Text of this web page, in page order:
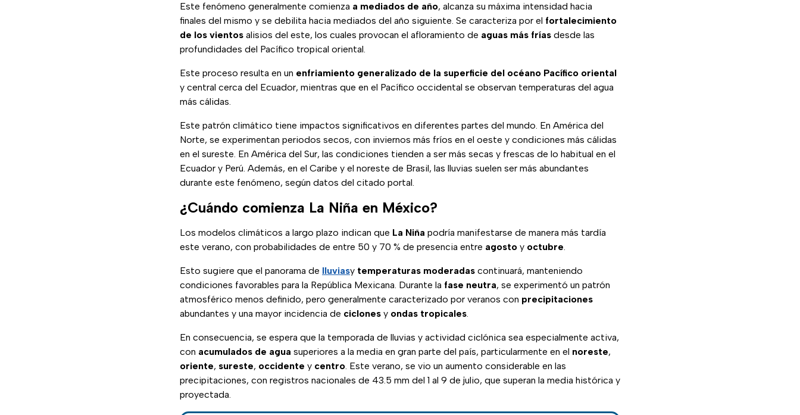
Este fenómeno generalmente comienza a mediados de año, alcanza su máxima intensidad hacia
finales del mismo y se debilita hacia mediados del año siguiente. Se caracteriza por el fortalecimiento
de los vientos alisios del este, los cuales provocan el afloramiento de aguas más frías desde las
profundidades del Pacífico tropical oriental.
Este proceso resulta en un enfriamiento generalizado de la superficie del océano Pacífico oriental
y central cerca del Ecuador, mientras que en el Pacífico occidental se observan temperaturas del agua
más cálidas.
Este patrón climático tiene impactos significativos en diferentes partes del mundo. En América del
Norte, se experimentan periodos secos, con inviernos más fríos en el oeste y condiciones más cálidas
en el sureste. En América del Sur, las condiciones tienden a ser más secas y frescas de lo habitual en el
Ecuador y Perú. Además, en el Caribe y el noreste de Brasil, las lluvias suelen ser más abundantes
durante este fenómeno, según datos del citado portal.
¿Cuándo comienza La Niña en México?
Los modelos climáticos a largo plazo indican que La Niña podría manifestarse de manera más tardía
este verano, con probabilidades de entre 50 y 70 % de presencia entre agosto y octubre.
Esto sugiere que el panorama de lluviasy temperaturas moderadas continuará, manteniendo
condiciones favorables para la República Mexicana. Durante la fase neutra, se experimentó un patrón
atmosférico menos definido, pero generalmente caracterizado por veranos con precipitaciones
abundantes y una mayor incidencia de ciclones y ondas tropicales.
En consecuencia, se espera que la temporada de lluvias y actividad ciclónica sea especialmente activa,
con acumulados de agua superiores a la media en gran parte del país, particularmente en el noreste,
oriente, sureste, occidente y centro. Este verano, se vio un aumento considerable en las
precipitaciones, con registros nacionales de 43.5 mm del 1 al 9 de julio, que superan la media histórica y
proyectada.